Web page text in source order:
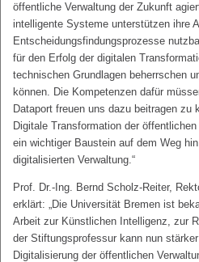
öffentliche Verwaltung der Zukunft
intelligente Systeme unterstützen ihre
Entscheidungsfindungsprozesse
für den Erfolg der digitalen
technischen Grundlagen beherrschen
können. Die Kompetenzen dafür
Dataport freuen uns dazu beitragen zu
Digitale Transformation der
ein wichtiger Baustein auf dem Weg
digitalisierten Verwaltung.“
Prof. Dr.-Ing. Bernd Scholz-Reiter,
erklärt: „Die Universität Bremen ist
Arbeit zur Künstlichen Intelligenz, zur
der Stiftungsprofessur kann nun
Digitalisierung der öffentlichen